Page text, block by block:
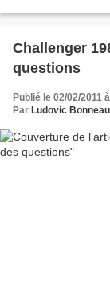
Challenger
questions
Publié le 02/02/2011
Par Ludovic